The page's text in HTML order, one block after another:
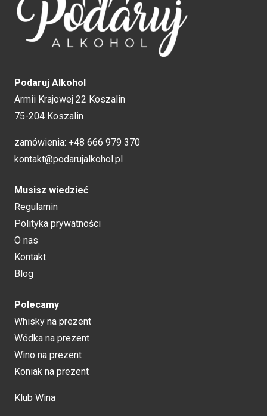
Podaruj Alkohol
Armii Krajowej 22 Koszalin
75-204 Koszalin
zamówienia: +48 666 979 370
kontakt@podarujalkohol.pl
Musisz wiedzieć
Regulamin
Polityka prywatności
O nas
Kontakt
Blog
Polecamy
Whisky na prezent
Wódka na prezent
Wino na prezent
Koniak na prezent
Klub Wina